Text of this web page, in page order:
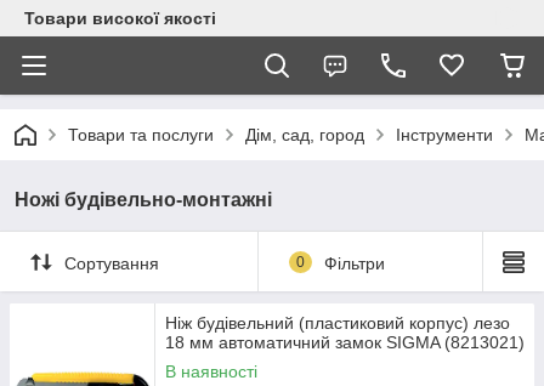
Товари високої якості
Товари та послуги Дім, сад, город Інструменти
Ножі будівельно-монтажні
Сортування 0 Фільтри
Ніж будівельний (пластиковий корпус) лезо
18 мм автоматичний замок SIGMA (8213021)
В наявності